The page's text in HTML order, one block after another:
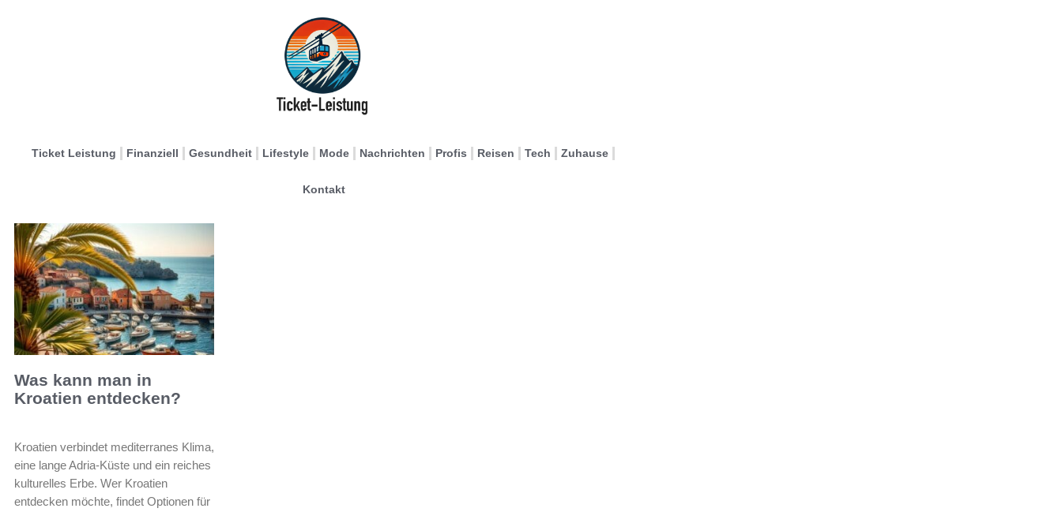
Ticket Leistung Finanziell Gesundheit Lifestyle Mode Nachrichten Profis Reisen Tech Zuhause
Kontakt
Was kann man in
Kroatien entdecken?
Kroatien verbindet mediterranes Klima,
eine lange Adria-Küste und ein reiches
kulturelles Erbe. Wer Kroatien
entdecken möchte, findet Optionen für